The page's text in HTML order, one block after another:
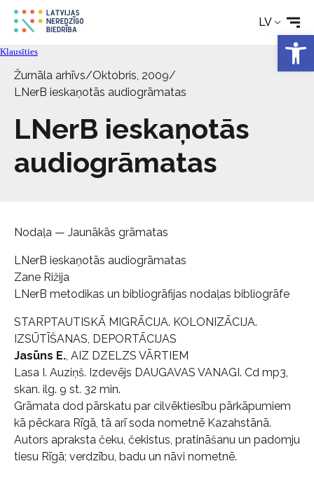
LV
Tehniskie palīglīdzekļi
Aktualitātes
Par biedrību
Klausīties
Žurnāla arhīvs/Oktobris, 2009/
LNerB ieskaņotās audiogrāmatas
LNerB ieskaņotās
audiogrāmatas
Nodaļa — Jaunākās grāmatas
LNerB ieskaņotās audiogrāmatas
Zane Rižija
LNerB metodikas un bibliogrāfijas nodaļas bibliogrāfe
STARPTAUTISKĀ MIGRĀCIJA. KOLONIZĀCIJA.
IZSŪTĪŠANAS, DEPORTĀCIJAS
Jasūns E., AIZ DZELZS VĀRTIEM
Lasa I. Auziņš. Izdevējs DAUGAVAS VANAGI. Cd mp3,
skan. ilg. 9 st. 32 min.
Grāmata dod pārskatu par cilvēktiesību pārkāpumiem
kā pēckara Rīgā, tā arī soda nometnē Kazahstānā.
Autors apraksta čeku, čekistus, pratināšanu un padomju
tiesu Rīgā; verdzību, badu un nāvi nometnē.